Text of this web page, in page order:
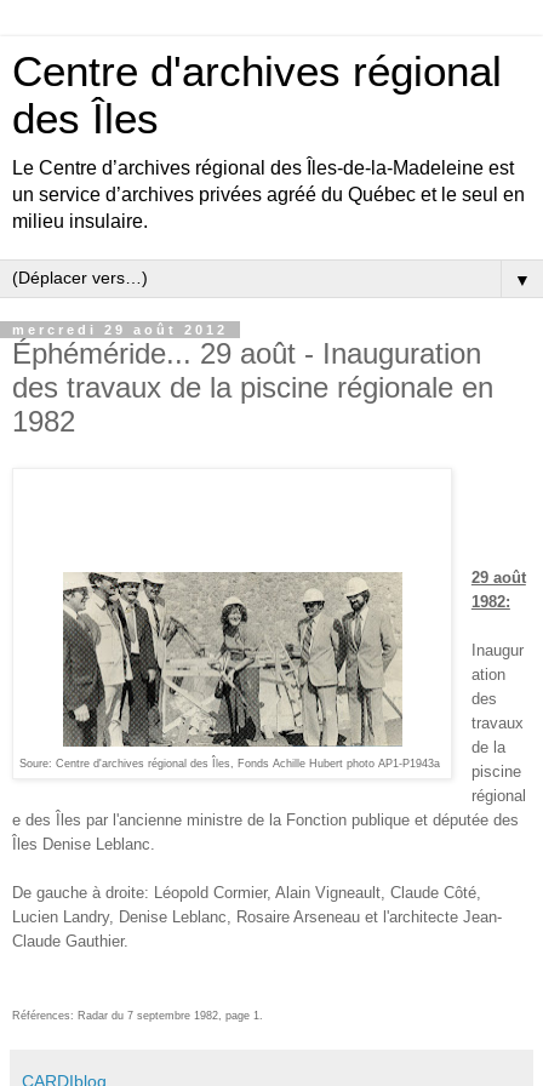
Centre d'archives régional
des Îles
Le Centre d’archives régional des Îles-de-la-Madeleine est
un service d’archives privées agréé du Québec et le seul en
milieu insulaire.
▼
mercredi 29 août 2012
Éphéméride... 29 août - Inauguration
des travaux de la piscine régionale en
1982
Soure: Centre d'archives régional des Îles, Fonds Achille Hubert photo AP1-P1943a
29 août
1982:
Inaugur
ation
des
travaux
de la
piscine
régional
e des Îles par l'ancienne ministre de la Fonction publique et députée des
Îles Denise Leblanc.
De gauche à droite: Léopold Cormier, Alain Vigneault, Claude Côté,
Lucien Landry, Denise Leblanc, Rosaire Arseneau et l'architecte Jean-
Claude Gauthier.
Références: Radar du 7 septembre 1982, page 1.
CARDIblog